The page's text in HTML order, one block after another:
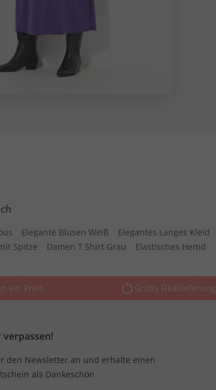
Elegante Blusen Weiß Elegantes Langes Kleid
Spitze
Damen T Shirt Grau Elastisches Hemd
ein Preis Gratis Filiallieferung
den Newsletter an und erhalte einen
als Dankeschön